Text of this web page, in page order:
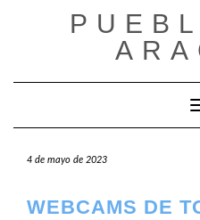
4 de mayo de 2023
WEBCAMS DE